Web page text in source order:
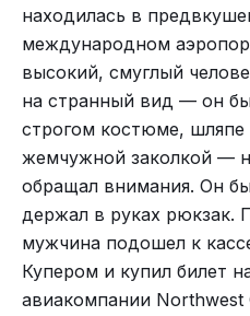
который заводился
движениям владельца.
первыми карманными
подзаводом. Чтобы
движение владельцу
пройтись по комнате:
заводили механизм на 24
Перреле продал ряд
Бреге, с которым
юном возрасте. Бреге
механизм Перреле и в
находилась в
международном
высокий, смуглый
на странный вид — он
строгом костюме, шляпе
жемчужной заколкой —
обращал внимания. Он
держал в руках рюкзак.
мужчина подошел к
Купером и купил билет
авиакомпании